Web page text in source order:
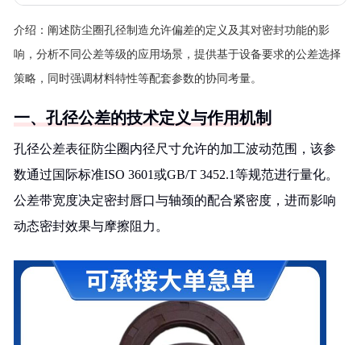
介绍： 阐述防尘圈孔径制造允许偏差的定义及其对密封功能的影
响，分析不同公差等级的应用场景，提供基于设备要求的公差选择
策略，同时强调材料特性等配套参数的协同考量。
一、孔径公差的技术定义与作用机制
孔径公差表征防尘圈内径尺寸允许的加工波动范围，该参
数通过国际标准ISO 3601或GB/T 3452.1等规范进行量化。
公差带宽度决定密封唇口与轴颈的配合紧密度，进而影响
动态密封效果与摩擦阻力。